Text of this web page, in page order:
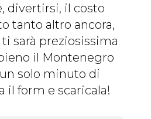
divertirsi, il costo
tanto altro ancora,
sarà preziosissima
il Montenegro
solo minuto di
il form e scaricala!